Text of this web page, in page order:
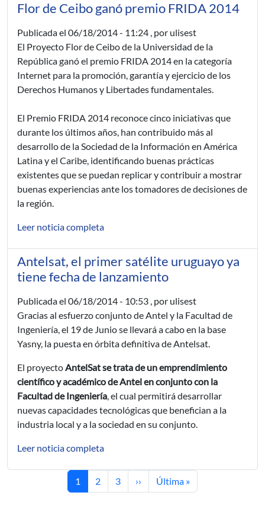
Flor de Ceibo ganó premio FRIDA 2014
Publicada el 06/18/2014 - 11:24 , por ulisest
El Proyecto Flor de Ceibo de la Universidad de la
República ganó el premio FRIDA 2014 en la categoría
Internet para la promoción, garantía y ejercicio de los
Derechos Humanos y Libertades fundamentales.
El Premio FRIDA 2014 reconoce cinco iniciativas que
durante los últimos años, han contribuido más al
desarrollo de la Sociedad de la Información en América
Latina y el Caribe, identificando buenas prácticas
existentes que se puedan replicar y contribuir a mostrar
buenas experiencias ante los tomadores de decisiones de
la región.
Leer noticia completa
Antelsat, el primer satélite uruguayo ya
tiene fecha de lanzamiento
Publicada el 06/18/2014 - 10:53 , por ulisest
Gracias al esfuerzo conjunto de Antel y la Facultad de
Ingeniería, el 19 de Junio se llevará a cabo en la base
Yasny, la puesta en órbita definitiva de Antelsat.
El proyectoAntelSat se trata de un emprendimiento
científico y académico de Antel en conjunto con la
Facultad de Ingeniería, el cual permitirá desarrollar
nuevas capacidades tecnológicas que benefician a la
industria local y a la sociedad en su conjunto.
Leer noticia completa
Current page
1 Page
2 Page
3 Next page
›› Last page
Última »